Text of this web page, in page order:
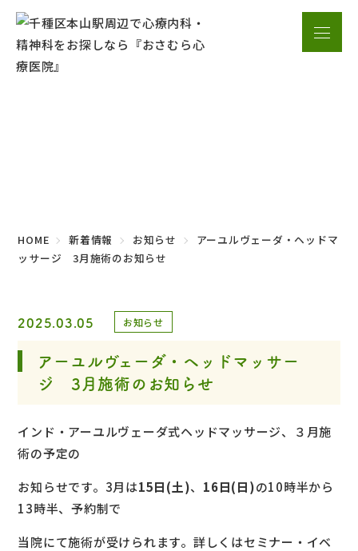
HOME 新着情報 お知らせ
アーユルヴェーダ・ヘッドマ
ッサージ 3月施術のお知らせ
2025.03.05 お知らせ
アーユルヴェーダ・ヘッドマッサー
ジ 3月施術のお知らせ
インド・アーユルヴェーダ式ヘッドマッサージ、３月施
術の予定の
お知らせです。3月は15日(土)、 16日(日)の10時半から
13時半、予約制で
当院にて施術が受けられます。詳しくはセミナー・イベ